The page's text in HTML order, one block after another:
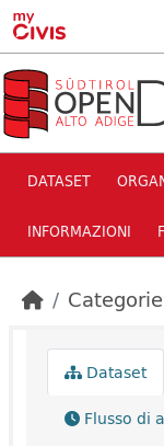
Skip to main content
DATASET
INFORMAZIONI
Categorie
Dataset
Flusso di